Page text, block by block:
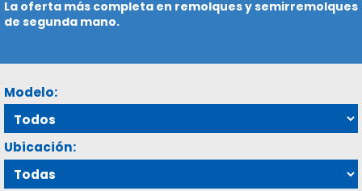
La oferta más completa en remolques y semirremolques
de segunda mano.
Modelo:
Ubicación: